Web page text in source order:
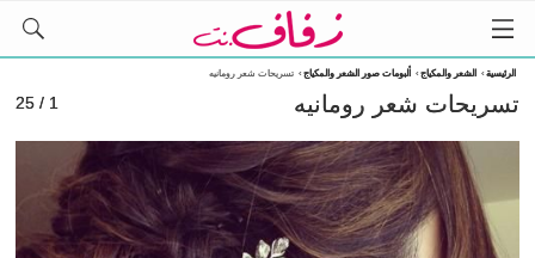
الرئيسية› الشعر والمكياج› ألبومات صور الشعر والمكياج› تسريحات شعر رومانيه
تسريحات شعر رومانيه 1 / 25